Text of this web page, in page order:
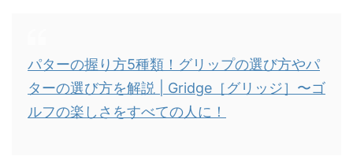
パターの握り方5種類！グリップの選び方やパ
ターの選び方を解説 | Gridge［グリッジ］〜ゴ
ルフの楽しさをすべての人に！